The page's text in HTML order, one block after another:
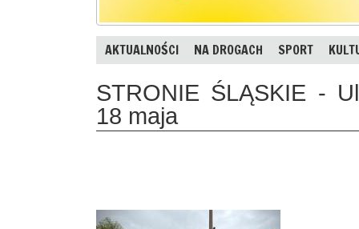
AKTUALNOŚCI NA DROGACH SPORT
STRONIE ŚLĄSKIE -
18 maja